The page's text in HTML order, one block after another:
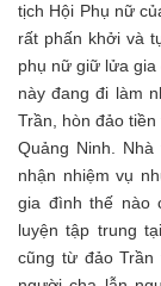
tịch Hội Phụ nữ
rất phấn khởi và
phụ nữ giữ lửa
này đang đi làm
Trần, hòn đảo
Quảng Ninh.
nhận nhiệm vụ
gia đình thế nào
luyện tập trung
cũng từ đảo